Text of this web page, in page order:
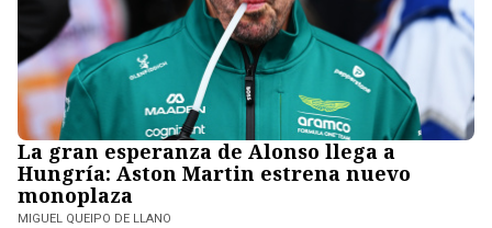
La gran esperanza de Alonso llega a
Hungría: Aston Martin estrena nuevo
monoplaza
MIGUEL QUEIPO DE LLANO